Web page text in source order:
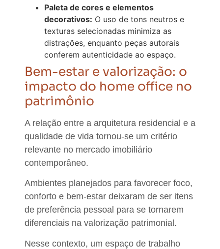
Paleta de cores e elementos
decorativos: O uso de tons neutros e
texturas selecionadas minimiza as
distrações, enquanto peças autorais
conferem autenticidade ao espaço.
Bem-estar e valorização: o
impacto do home office no
patrimônio
A relação entre a arquitetura residencial e a
qualidade de vida tornou-se um critério
relevante no mercado imobiliário
contemporâneo.
Ambientes planejados para favorecer foco,
conforto e bem-estar deixaram de ser itens
de preferência pessoal para se tornarem
diferenciais na valorização patrimonial.
Nesse contexto, um espaço de trabalho